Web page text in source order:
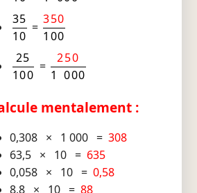
35
10
=
350
100
25
100
=
250
1 000
mentalement :
0,308 × 1 000 =308
63,5 × 10 = 635
0,058 × 10 =0,58
8,8 × 10 =88